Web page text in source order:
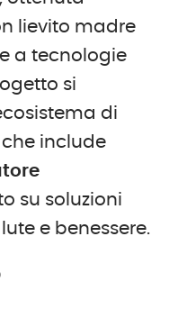
lievito madre
a tecnologie
si
di
include
su soluzioni
e benessere.